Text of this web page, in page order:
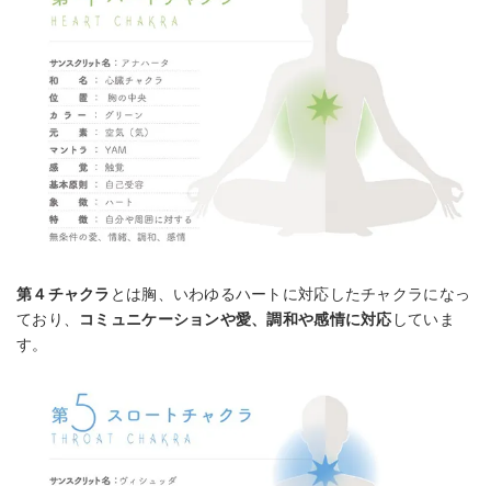
第４チャクラ とは胸、いわゆるハートに対応したチャクラになっ
ており、
コミュニケーションや愛、調和や感情に対応 していま
す。